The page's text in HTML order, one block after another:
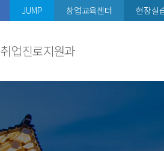
JUMP 창업교육센터 현장실
취업진로지원과